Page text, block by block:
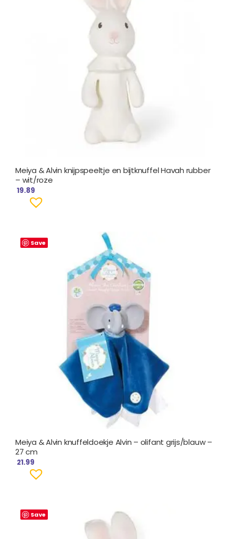
Meiya & Alvin knijpspeeltje en bijtknuffel Havah rubber
– wit/roze
19.89
Save
Meiya & Alvin knuffeldoekje Alvin – olifant grijs/blauw –
27 cm
21.99
Save